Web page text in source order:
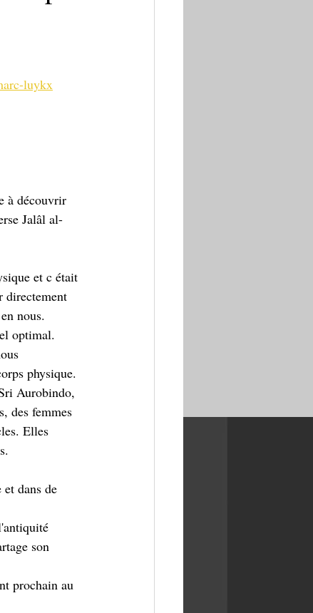
luykx
à découvrir
Jalâl al-
et c était
directement
nous.
optimal.
physique.
Aurobindo,
des femmes
Elles
dans de
son
prochain au